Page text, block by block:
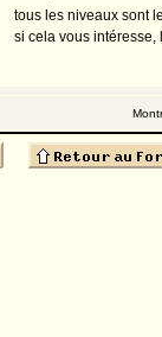
tous les niveaux sont
si cela vous intéresse,